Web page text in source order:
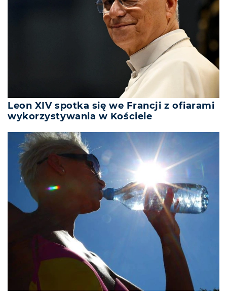
Leon XIV spotka się we Francji z ofiarami
wykorzystywania w Kościele